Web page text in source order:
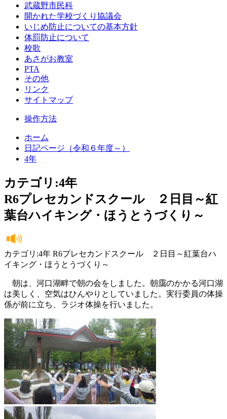
武蔵野市民科
開かれた学校づくり協議会
いじめ防止についての基本方針
体罰防止について
校歌
あさがお教室
PTA
その他
リンク
サイトマップ
操作方法
ホーム
日記ページ（令和６年度～）
4年
カテゴリ:4年
R6プレセカンドスクール ２日目～紅
葉台ハイキング・ほうとうづくり～
カテゴリ:4年 R6プレセカンドスクール ２日目～紅葉台ハ
イキング・ほうとうづくり～
朝は、河口湖畔で朝の会をしました。朝靄のかかる河口湖
は美しく、空気はひんやりとしていました。実行委員の体操
係が前に立ち、ラジオ体操を行いました。